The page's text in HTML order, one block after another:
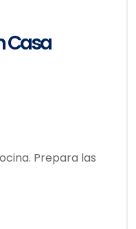
Casa
Prepara las